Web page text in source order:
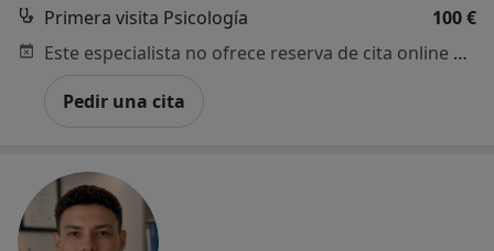
Primera visita Psicología
100 €
Este especialista no ofrece reserva de cita online en esta dirección.
Pedir una cita